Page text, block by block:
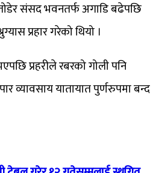
तोडेर संसद भवनतर्फ अगाडि बढेपछि
प्रहार गरेको थियो ।
प्रहरीले रबरको गोली पनि
व्यावसाय यातायात पुर्णरुपमा बन्द